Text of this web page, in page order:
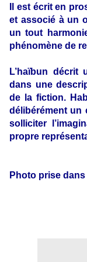
Il est écrit en
et associé à un
un tout
phénomène de
L’haïbun
dans une
de la fiction.
délibérément un
solliciter
propre
Photo prise